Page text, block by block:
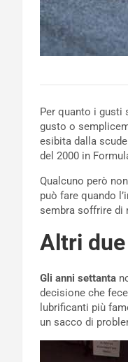
Per quanto i gusti
gusto o
esibita dalla
del 2000 in
Qualcuno però
può fare quando
sembra soffrire di
Altri
Gli anni settanta
decisione che
lubrificanti più
un sacco di